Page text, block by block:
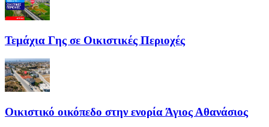
Τεμάχια Γης σε Οικιστικές Περιοχές
Οικιστικό οικόπεδο στην ενορία Άγιος Αθανάσιος